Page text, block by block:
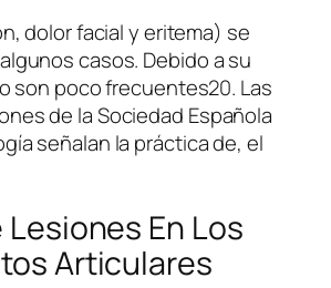
dolor facial y eritema) se
casos. Debido a su
son poco frecuentes20. Las
de la Sociedad Española
señalan la práctica de, el
Lesiones En Los
Articulares